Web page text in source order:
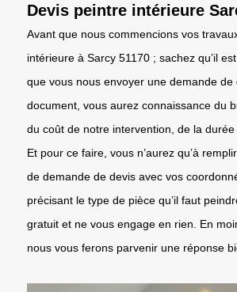
Devis peintre intérieure
Avant que nous commencions vos
intérieure à Sarcy 51170 ; sachez qu’il
que vous nous envoyer une demande de
document, vous aurez connaissance du
du coût de notre intervention, de la durée
Et pour ce faire, vous n’aurez qu’à
de demande de devis avec vos
précisant le type de pièce qu’il faut
gratuit et ne vous engage en rien. En
nous vous ferons parvenir une réponse